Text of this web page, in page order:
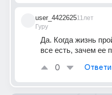
user_4422625
Гуру
11лет
Да. Когда жизнь
все есть, зачем ее
0